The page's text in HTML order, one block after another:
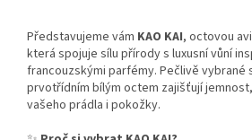
Představujeme vám KAO KAI, octovou
která spojuje sílu přírody s luxusní vůní
francouzskými parfémy. Pečlivě vybrané
prvotřídním bílým octem zajišťují
vašeho prádla i pokožky.